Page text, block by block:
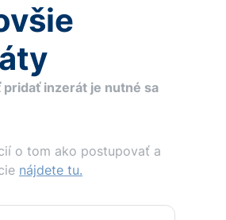
pridať inzerát je nutné sa
o tom ako postupovať a
nájdete tu.